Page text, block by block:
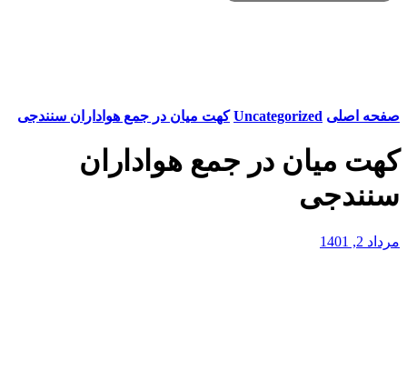
صفحه اصلی Uncategorized کهت میان در جمع هواداران سنندجی
کهت میان در جمع هواداران
سنندجی
مرداد 2, 1401